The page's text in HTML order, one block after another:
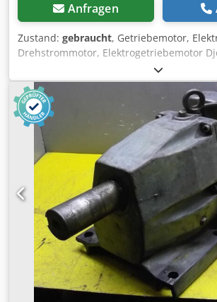
Anfragen
Zustand: gebraucht, Getriebemotor,
Drehstrommotor, Elektrogetriebemotor
Akcokr -Drehzahl: 32 U/min -Leistung: 0,8
-Durchmesser Welle: Ø 38 mm -
Abmessungen: 490/250/H320 mm -